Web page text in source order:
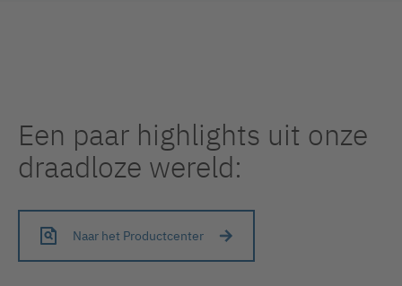
Een paar highlights uit onze
draadloze wereld:
Naar het Productcenter